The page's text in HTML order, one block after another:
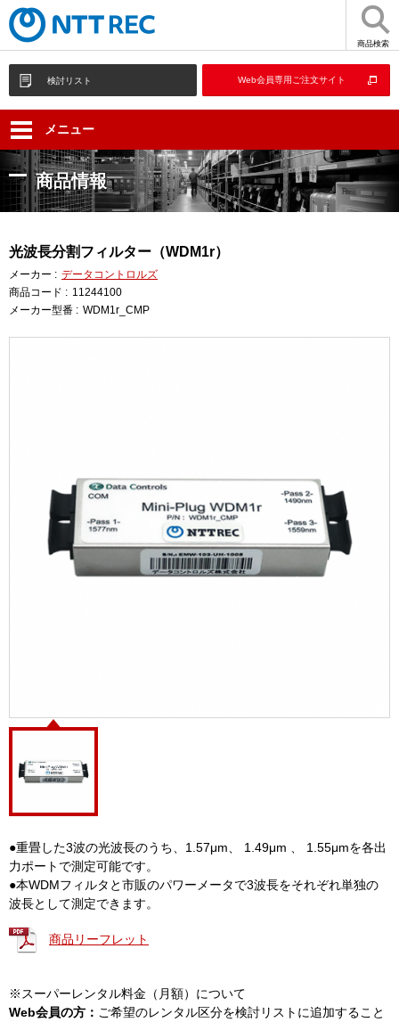
商品検索
検討リスト Web会員専用ご注文サイト
メニュー
商品情報
光波長分割フィルター（WDM1r）
メーカー : データコントロルズ
商品コード : 11244100
メーカー型番 : WDM1r_CMP
●重畳した3波の光波長のうち、1.57μm、 1.49μm 、 1.55μmを各出
力ポートで測定可能です。
●本WDMフィルタと市販のパワーメータで3波長をそれぞれ単独の
波長として測定できます。
商品リーフレット
※スーパーレンタル料金（月額）について
Web会員の方： ご希望のレンタル区分を検討リストに追加すること